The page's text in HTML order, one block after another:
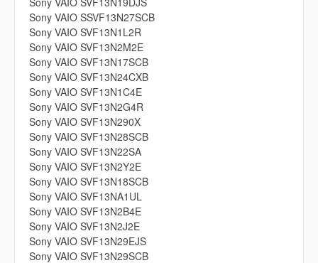
Sony VAIO SSVF13N27SCB
Sony VAIO SVF13N1L2R
Sony VAIO SVF13N2M2E
Sony VAIO SVF13N17SCB
Sony VAIO SVF13N24CXB
Sony VAIO SVF13N1C4E
Sony VAIO SVF13N2G4R
Sony VAIO SVF13N290X
Sony VAIO SVF13N28SCB
Sony VAIO SVF13N22SA
Sony VAIO SVF13N2Y2E
Sony VAIO SVF13N18SCB
Sony VAIO SVF13NA1UL
Sony VAIO SVF13N2B4E
Sony VAIO SVF13N2J2E
Sony VAIO SVF13N29EJS
Sony VAIO SVF13N29SCB